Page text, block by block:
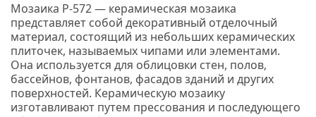
Мозаика P-572 — керамическая мозаика
представляет собой декоративный отделочный
материал, состоящий из небольших керамических
плиточек, называемых чипами или элементами.
Она используется для облицовки стен, полов,
бассейнов, фонтанов, фасадов зданий и других
поверхностей. Керамическую мозаику
изготавливают путем прессования и последующего